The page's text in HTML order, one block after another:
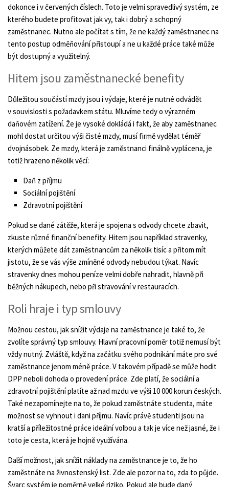
dokonce i v červených číslech. Toto je velmi spravedlivý systém, ze
kterého budete profitovat jak vy, tak i dobrý a schopný
zaměstnanec. Nutno ale počítat s tím, že ne každý zaměstnanec na
tento postup odměňování přistoupí a ne u každé práce také může
být dostupný a využitelný.
Hitem jsou zaměstnanecké benefity
Důležitou součástí mzdy jsou i výdaje, které je nutné odvádět
v souvislosti s požadavkem státu. Mluvíme tedy o výrazném
daňovém zatížení. Že je vysoké dokládá i fakt, že aby zaměstnanec
mohl dostat určitou výši čisté mzdy, musí firmě vydělat téměř
dvojnásobek. Ze mzdy, která je zaměstnanci finálně vyplácena, je
totiž hrazeno několik věcí:
Daň z příjmu
Sociální pojištění
Zdravotní pojištění
Pokud se dané zátěže, která je spojena s odvody chcete zbavit,
zkuste různé finanční benefity. Hitem jsou například stravenky,
kterých můžete dát zaměstnancům za několik tisíc a přitom mít
jistotu, že se vás výše zmíněné odvody nebudou týkat. Navíc
stravenky dnes mohou peníze velmi dobře nahradit, hlavně při
běžných nákupech, nebo při stravování v restauracích.
Roli hraje i typ smlouvy
Možnou cestou, jak snížit výdaje na zaměstnance je také to, že
zvolíte správný typ smlouvy. Hlavní pracovní poměr totiž nemusí být
vždy nutný. Zvláště, když na začátku svého podnikání máte pro své
zaměstnance jenom méně práce. V takovém případě se může hodit
DPP neboli dohoda o provedení práce. Zde platí, že sociální a
zdravotní pojištění platíte až nad mzdu ve výši 10 000 korun českých.
Také nezapomínejte na to, že pokud zaměstnáte studenta, máte
možnost se vyhnout i dani příjmu. Navíc právě studenti jsou na
kratší a příležitostné práce ideální volbou a tak je více než jasné, že i
toto je cesta, která je hojně využívána.
Další možnost, jak snížit náklady na zaměstnance je to, že ho
zaměstnáte na živnostenský list. Zde ale pozor na to, zda to půjde.
Švarc systém je poměrně velké riziko. Pokud ale bude daný